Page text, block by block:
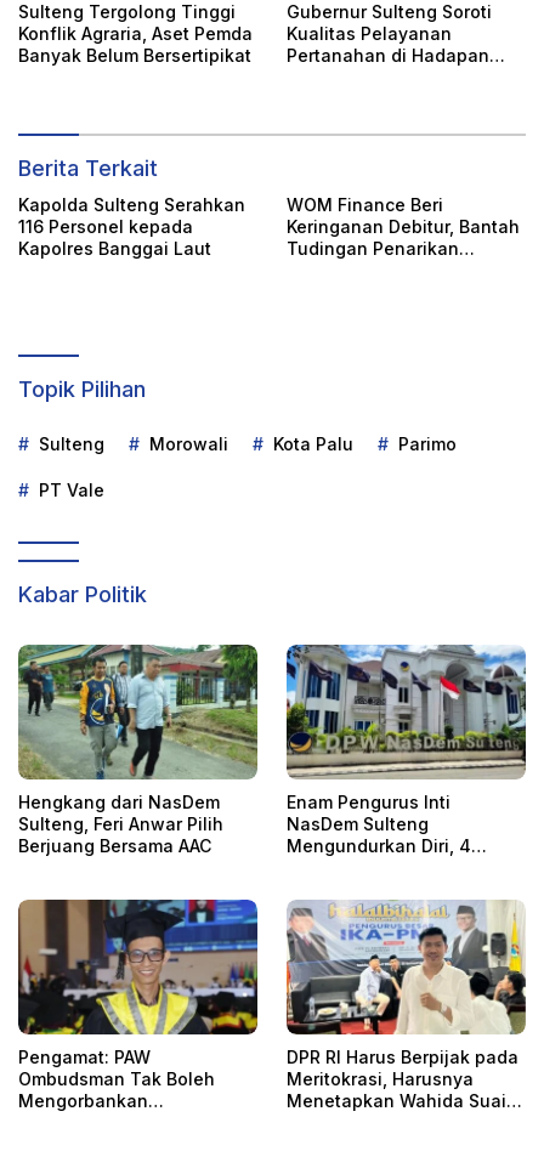
Sulteng Tergolong Tinggi
Konflik Agraria, Aset Pemda
Banyak Belum Bersertipikat
Gubernur Sulteng Soroti
Kualitas Pelayanan
Pertanahan di Hadapan
Berita Terkait
Kapolda Sulteng Serahkan
116 Personel kepada
Kapolres Banggai Laut
WOM Finance Beri
Keringanan Debitur, Bantah
Tudingan Penarikan
Topik Pilihan
Sulteng Morowali Kota Palu Parimo
PT Vale
Kabar Politik
Hengkang dari NasDem
Sulteng, Feri Anwar Pilih
Berjuang Bersama AAC
Enam Pengurus Inti
NasDem Sulteng
Mengundurkan Diri, 4
Pengamat: PAW
Ombudsman Tak Boleh
Mengorbankan
DPR RI Harus Berpijak pada
Meritokrasi, Harusnya
Menetapkan Wahida Suaib